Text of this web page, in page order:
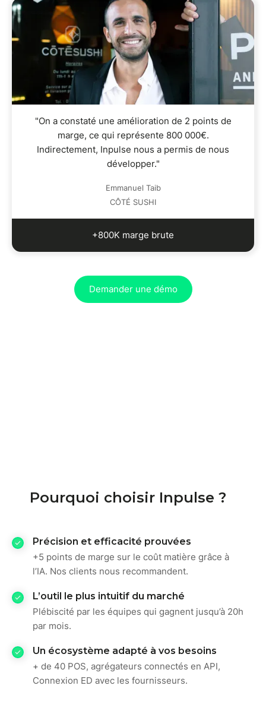
"On a constaté une amélioration de 2 points de
marge, ce qui représente 800 000€.
Indirectement, Inpulse nous a permis de nous
développer."
Emmanuel Taib
CÔTÉ SUSHI
+800K marge brute
Demander une démo
Pourquoi choisir Inpulse ?
Précision et efficacité prouvées
+5 points de marge sur le coût matière grâce à
l’IA. Nos clients nous recommandent.
L’outil le plus intuitif du marché
Plébiscité par les équipes qui gagnent jusqu’à 20h
par mois.
Un écosystème adapté à vos besoins
+ de 40 POS, agrégateurs connectés en API,
Connexion ED avec les fournisseurs.